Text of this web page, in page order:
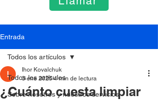
Entrada
Todos los artículos
Sobre nosotros y nuestros servicios
Todos los artículos
¿Cuánto cuesta limpiar
Ihor Kovalchuk
3 ene 2025 4 min de lectura